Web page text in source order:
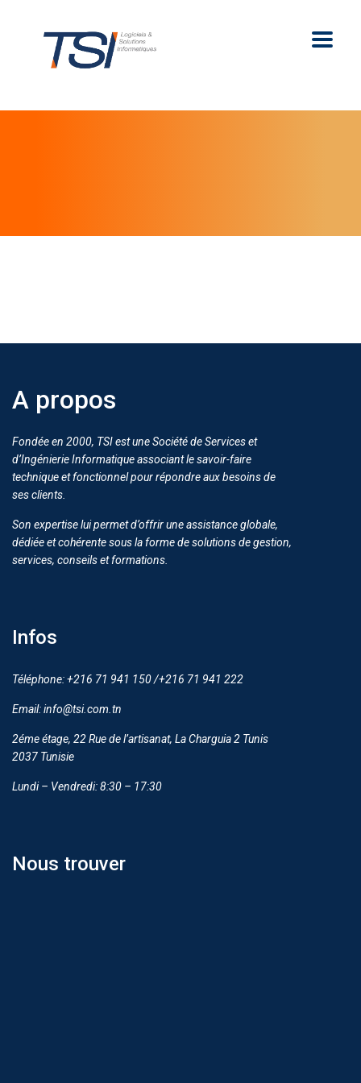
A propos
Fondée en 2000, TSI est une Société de Services et
d’Ingénierie Informatique associant le savoir-faire
technique et fonctionnel pour répondre aux besoins de
ses clients.
Son expertise lui permet d’offrir une assistance globale,
dédiée et cohérente sous la forme de solutions de gestion,
services, conseils et formations.
Infos
Téléphone: +216 71 941 150 /+216 71 941 222
Email: info@tsi.com.tn
2éme étage, 22 Rue de l’artisanat, La Charguia 2 Tunis
2037 Tunisie
Lundi – Vendredi: 8:30 – 17:30
Nous trouver